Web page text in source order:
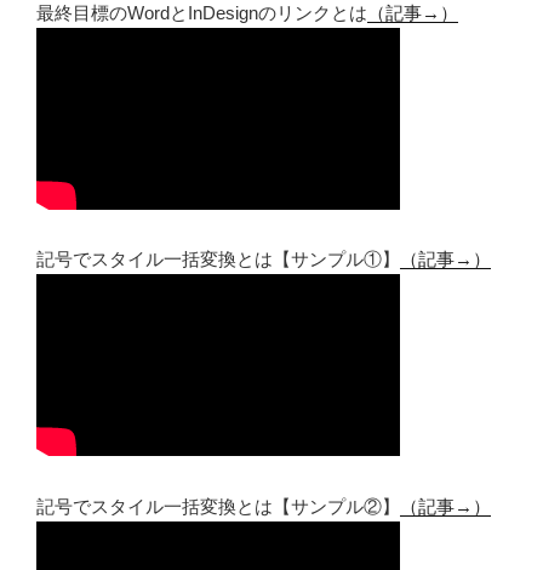
最終目標のWordとInDesignのリンクとは （記事→）
記号でスタイル一括変換とは【サンプル①】 （記事→）
記号でスタイル一括変換とは【サンプル②】 （記事→）